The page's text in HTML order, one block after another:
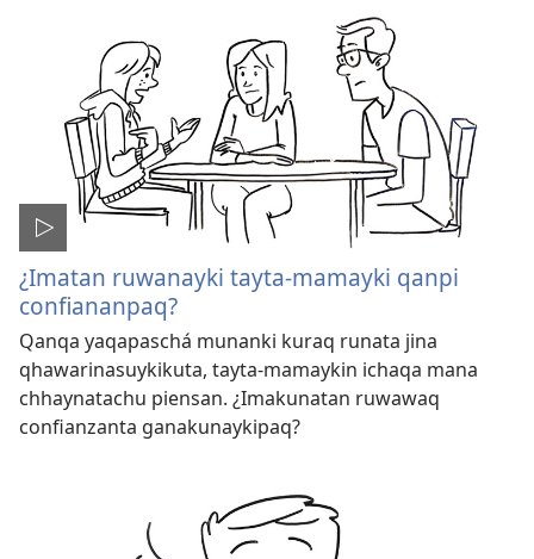
¿Imatan ruwanayki tayta-mamayki qanpi
confiananpaq?
Qanqa yaqapaschá munanki kuraq runata jina
qhawarinasuykikuta, tayta-mamaykin ichaqa mana
chhaynatachu piensan. ¿Imakunatan ruwawaq
confianzanta ganakunaykipaq?